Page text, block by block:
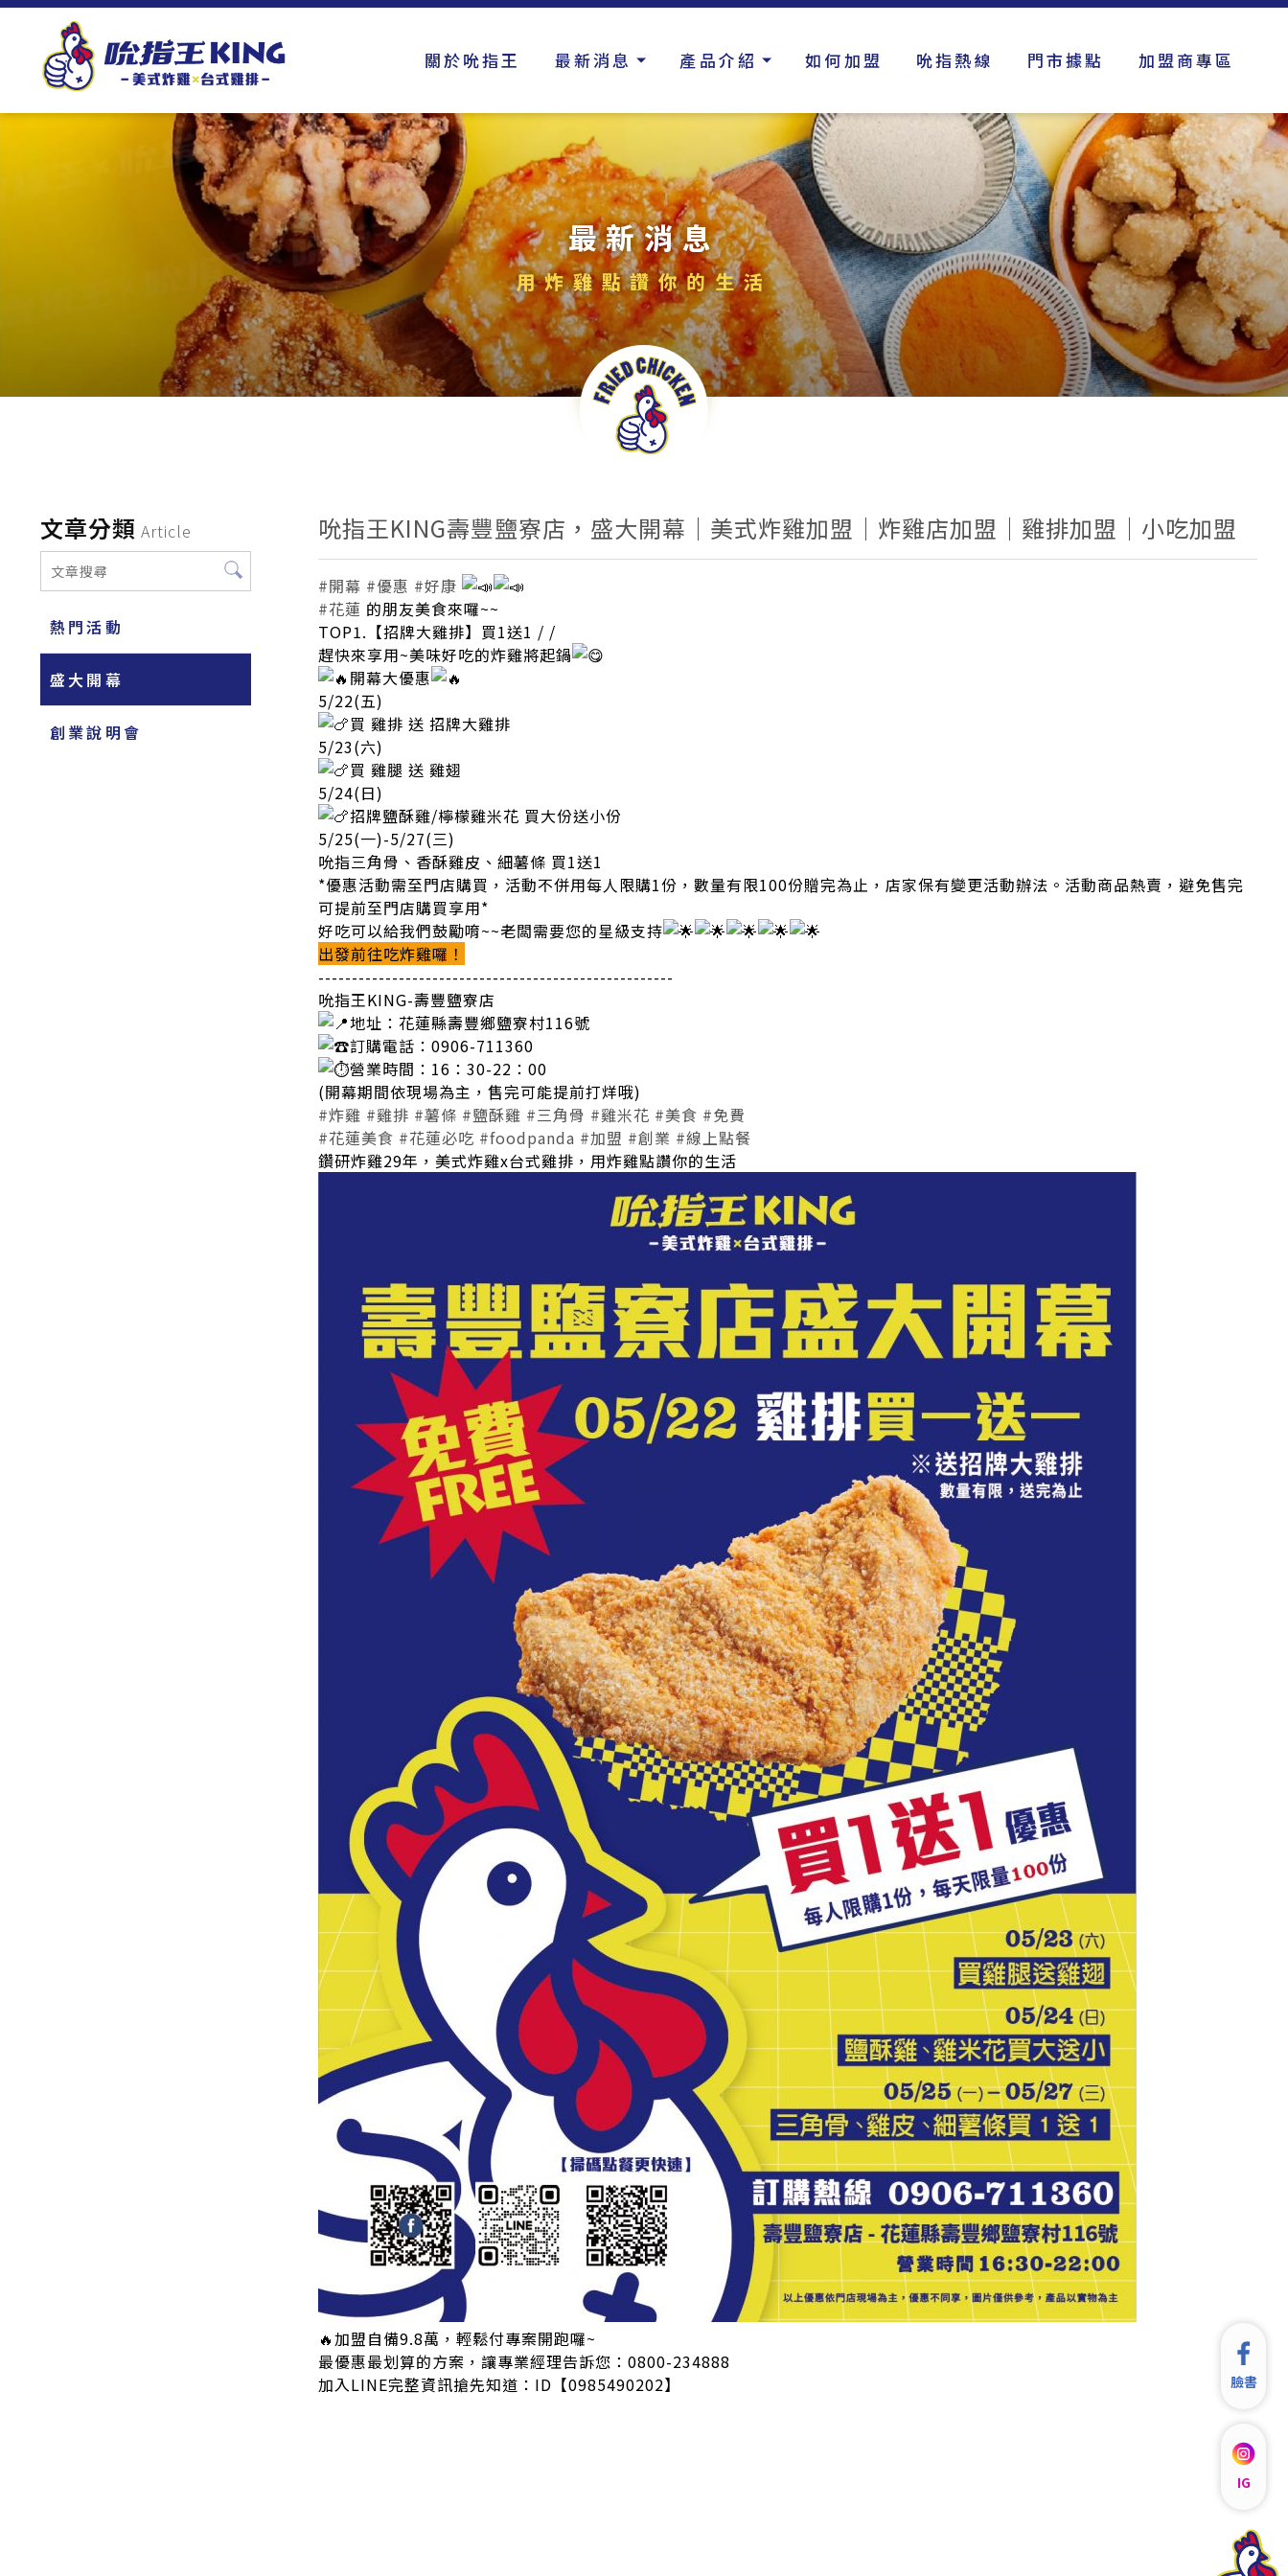
關於吮指王 最新消息 產品介紹 如何加盟 吮指熱線 門市據點 加盟商專區
最新消息
文章分類 Article
熱門活動
盛大開幕
創業說明會
吮指王KING壽豐鹽寮店，盛大開幕｜美式炸雞加盟｜炸雞店加盟｜雞排加盟｜小吃加盟
#開幕 #優惠 #好康
#花蓮 的朋友美食來囉~~
TOP1.【招牌大雞排】買1送1 / /
趕快來享用~美味好吃的炸雞將起鍋
開幕大優惠
5/22(五)
買 雞排 送 招牌大雞排
5/23(六)
買 雞腿 送 雞翅
5/24(日)
招牌鹽酥雞/檸檬雞米花 買大份送小份
5/25(一)-5/27(三)
吮指三角骨、香酥雞皮、細薯條 買1送1
*優惠活動需至門店購買，活動不併用每人限購1份，數量有限100份贈完為止，店家保有變更活動辦法。活動商品熱賣，避免售完
可提前至門店購買享用*
好吃可以給我們鼓勵唷~~老闆需要您的星級支持
出發前往吃炸雞囉！
-----------------------------------------------------
吮指王KING-壽豐鹽寮店
地址：花蓮縣壽豐鄉鹽寮村116號
訂購電話：0906-711360
營業時間：16：30-22：00
(開幕期間依現場為主，售完可能提前打烊哦)
#炸雞 #雞排 #薯條 #鹽酥雞 #三角骨 #雞米花 #美食 #免費
#花蓮美食 #花蓮必吃 #foodpanda #加盟 #創業 #線上點餐
鑽研炸雞29年，美式炸雞x台式雞排，用炸雞點讚你的生活
🔥加盟自備9.8萬，輕鬆付專案開跑囉~
最優惠最划算的方案，讓專業經理告訴您：0800-234888
加入LINE完整資訊搶先知道：ID【0985490202】
臉書
IG